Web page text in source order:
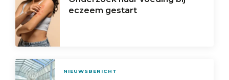
eczeem gestart
NIEUWSBERICHT